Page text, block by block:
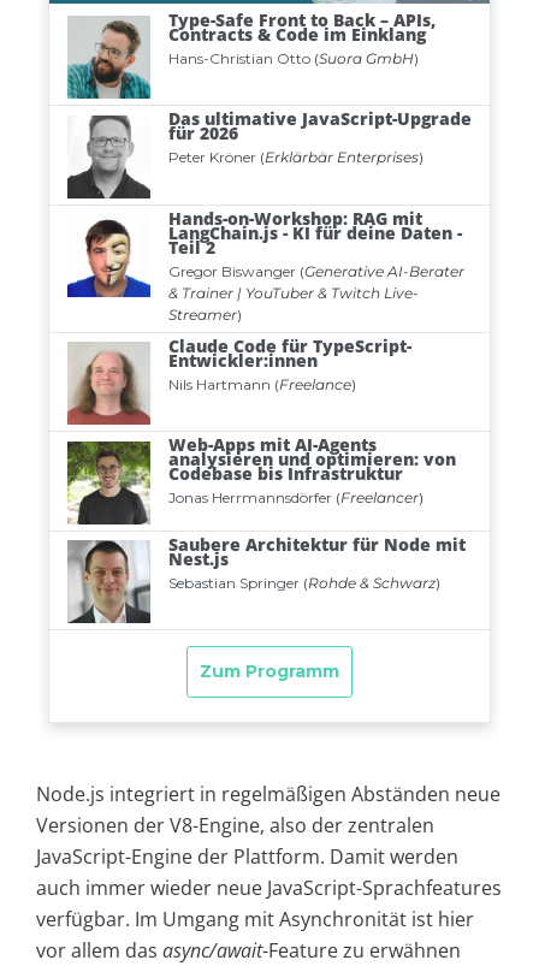
Node.js integriert in regelmäßigen Abständen neue
Versionen der V8-Engine, also der zentralen
JavaScript-Engine der Plattform. Damit werden
auch immer wieder neue JavaScript-Sprachfeatures
verfügbar. Im Umgang mit Asynchronität ist hier
vor allem das async/await-Feature zu erwähnen